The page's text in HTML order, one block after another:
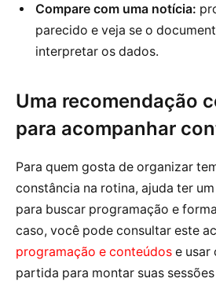
Compare com uma notícia:
parecido e veja se o
interpretar os dados.
Uma recomendação
para acompanhar
Para quem gosta de organizar
constância na rotina, ajuda ter
para buscar programação e
caso, você pode consultar este
programação e conteúdos e usar
partida para montar suas